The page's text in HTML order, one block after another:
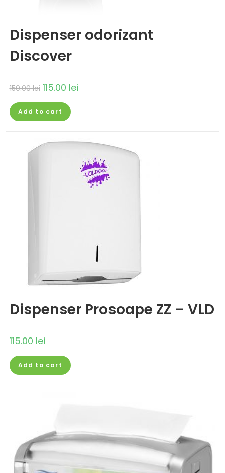
Dispenser odorizant
Discover
150.00lei 115.00 lei
Add to cart
Dispenser Prosoape ZZ – VLD
115.00 lei
Add to cart